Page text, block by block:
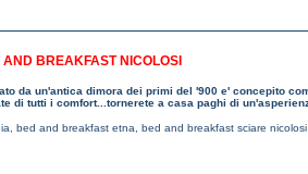
BREAKFAST NICOLOSI
da un'antica dimora dei primi del '900 e' concepito
tutti i comfort...tornerete a casa paghi di
bed and breakfast etna bed and breakfast sciare